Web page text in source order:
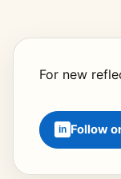
For new
Follow